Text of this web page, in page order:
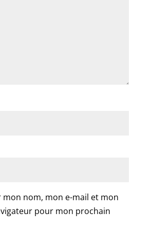
mon nom, mon e-mail et mon
pour mon prochain